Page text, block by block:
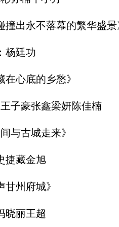
撞出永不落幕的繁华盛
杨廷功
在心底的乡愁》
子豪张鑫梁妍陈佳楠
与古城走来》
捷藏金旭
甘州府城》
晓丽王超